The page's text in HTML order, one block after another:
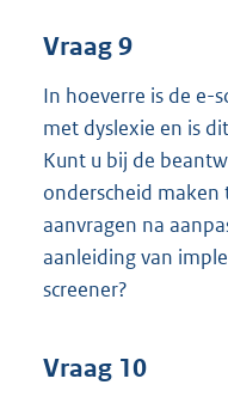
Vraag 9
In hoeverre is de e-
met dyslexie en is
Kunt u bij de
onderscheid maken
aanvragen na
aanleiding van
screener?
Vraag 10